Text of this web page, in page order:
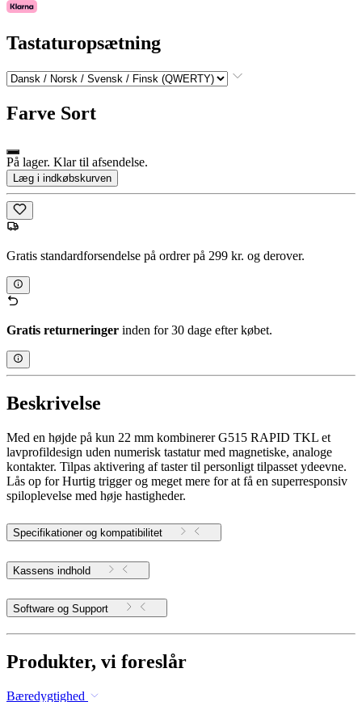
Tastaturopsætning
Farve Sort
På lager. Klar til afsendelse.
Læg i indkøbskurven
Gratis standardforsendelse på ordrer på 299 kr. og derover.
Gratis returneringer inden for 30 dage efter købet.
Beskrivelse
Med en højde på kun 22 mm kombinerer G515 RAPID TKL et
lavprofildesign uden numerisk tastatur med magnetiske, analoge
kontakter. Tilpas aktivering af taster til personligt tilpasset ydeevne.
Lås op for Hurtig trigger og meget mere for at få en superresponsiv
spiloplevelse med høje hastigheder.
Specifikationer og kompatibilitet
Kassens indhold
Software og Support
Produkter, vi foreslår
Bæredygtighed